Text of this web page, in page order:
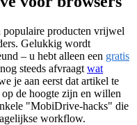
producten vrijwel
Gelukkig wordt
– u hebt alleen een gratis
steeds afvraagt wat
je aan eerst dat artikel te
de hoogte zijn en willen
"MobiDrive-hacks" die
workflow.